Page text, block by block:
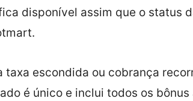
disponível assim que o status
taxa escondida ou cobrança
é único e inclui todos os bônus